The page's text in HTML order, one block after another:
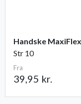
Str 10
Fra
39,95 kr.